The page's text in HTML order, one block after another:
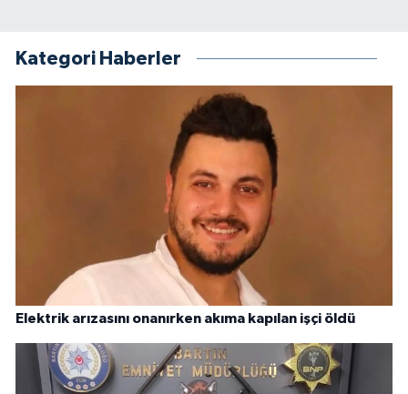
Kategori Haberler
Elektrik arızasını onanırken akıma kapılan işçi öldü